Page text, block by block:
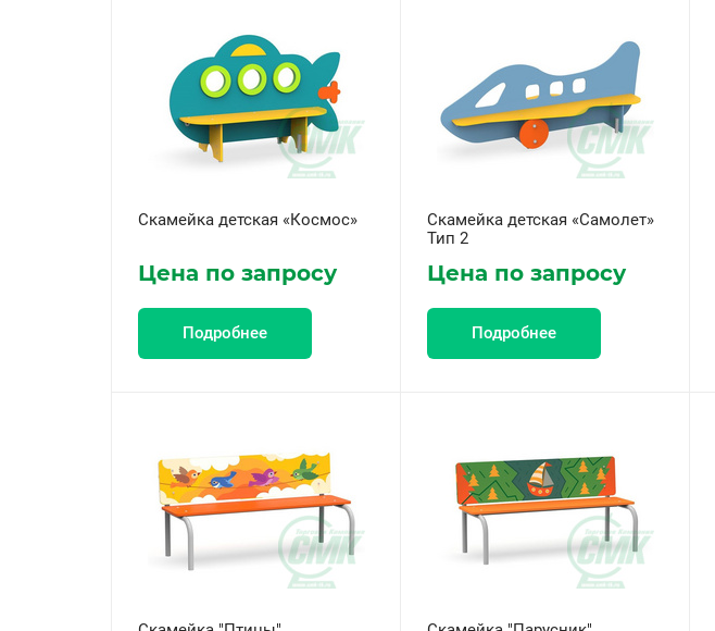
Скамейка детская «Космос»
Цена по запросу
Подробнее
Скамейка детская «Самолет»
Тип 2
Цена по запросу
Подробнее